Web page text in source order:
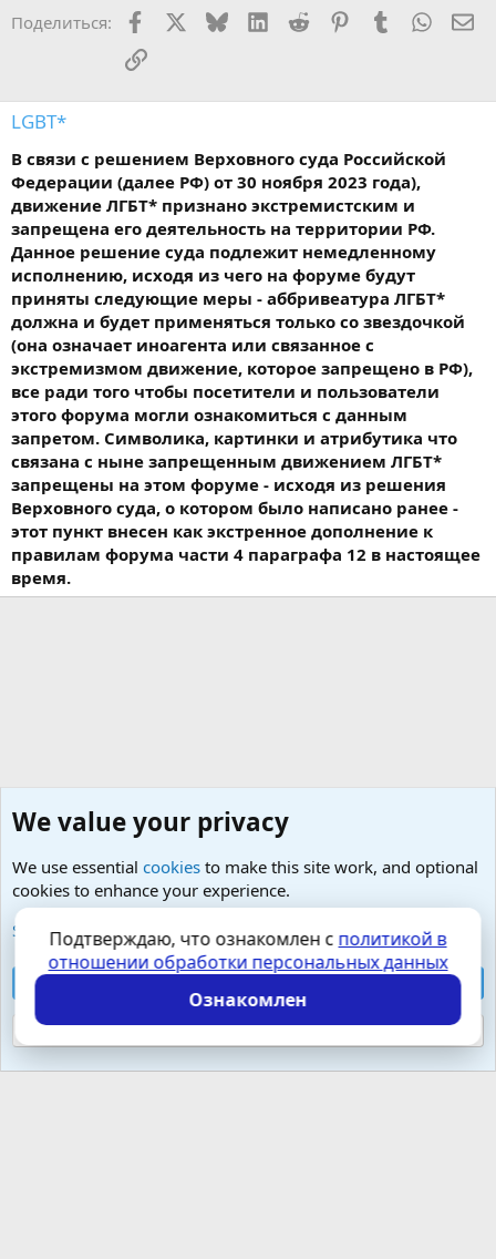
Поделиться: Facebook BlueskyLinkedIn
Reddit PinterestTumblr
Ссылка
LGBT*
В связи с решением Верховного суда Российской
Федерации (далее РФ) от 30 ноября 2023 года),
движение ЛГБТ* признано экстремистским и
запрещена его деятельность на территории РФ.
Данное решение суда подлежит немедленному
исполнению, исходя из чего на форуме будут
приняты следующие меры - аббривеатура ЛГБТ*
должна и будет применяться только со звездочкой
(она означает иноагента или связанное с
экстремизмом движение, которое запрещено в РФ),
все ради того чтобы посетители и пользователи
этого форума могли ознакомиться с данным
запретом. Символика, картинки и атрибутика что
связана с ныне запрещенным движением ЛГБТ*
запрещены на этом форуме - исходя из решения
Верховного суда, о котором было написано ранее -
этот пункт внесен как экстренное дополнение к
правилам форума части 4 параграфа 12 в настоящее
время.
Любые вопросы от Гостей - анонимно
Cookies
Russian (RU)
Условия и правила
Политика конфиденциальности
Помощь
S
S
Локализация отXenForo.Info
We value your privacy
We use essential cookies to make this site work, and optional
cookies to enhance your experience.
See further information and configure your preferences
Reject optional cookies
Подтверждаю, что ознакомлен с политикой в
отношении обработки персональных данных
Ознакомлен